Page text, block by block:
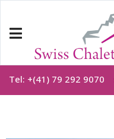
Tel: +(41) 79 292 9070